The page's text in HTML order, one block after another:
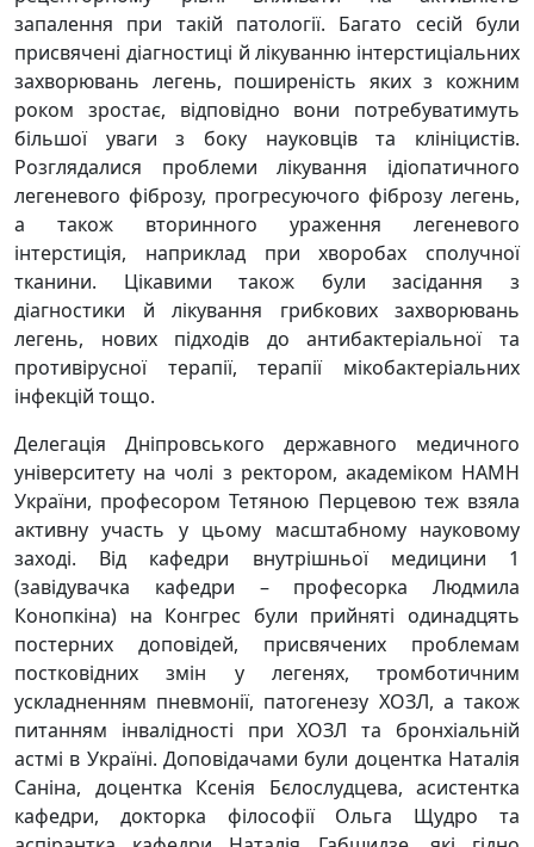
запалення при такій патології. Багато сесій були
присвячені діагностиці й лікуванню інтерстиціальних
захворювань легень, поширеність яких з кожним
роком зростає, відповідно вони потребуватимуть
більшої уваги з боку науковців та клініцистів.
Розглядалися проблеми лікування ідіопатичного
легеневого фіброзу, прогресуючого фіброзу легень,
а також вторинного ураження легеневого
інтерстиція, наприклад при хворобах сполучної
тканини. Цікавими також були засідання з
діагностики й лікування грибкових захворювань
легень, нових підходів до антибактеріальної та
противірусної терапії, терапії мікобактеріальних
інфекцій тощо.
Делегація Дніпровського державного медичного
університету на чолі з ректором, академіком НАМН
України, професором Тетяною Перцевою теж взяла
активну участь у цьому масштабному науковому
заході. Від кафедри внутрішньої медицини 1
(завідувачка кафедри – професорка Людмила
Конопкіна) на Конгрес були прийняті одинадцять
постерних доповідей, присвячених проблемам
постковідних змін у легенях, тромботичним
ускладненням пневмонії, патогенезу ХОЗЛ, а також
питанням інвалідності при ХОЗЛ та бронхіальній
астмі в Україні. Доповідачами були доцентка Наталія
Саніна, доцентка Ксенія Бєлослудцева, асистентка
кафедри, докторка філософії Ольга Щудро та